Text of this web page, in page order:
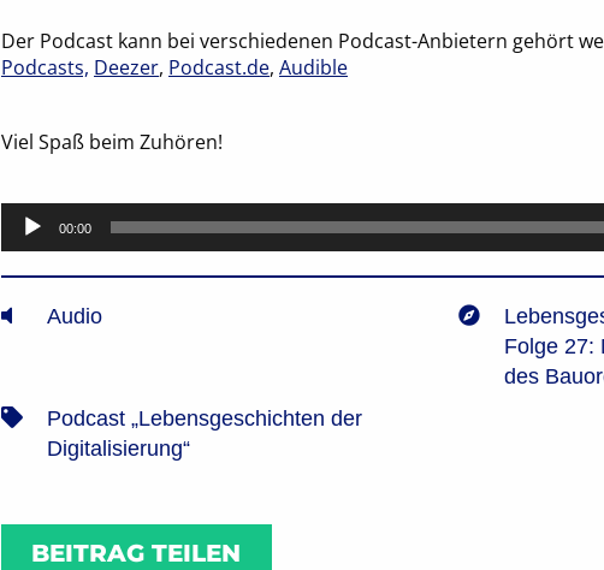
Der Podcast kann bei verschiedenen Podcast-Anbietern gehört
Podcasts, Deezer, Podcast.de, Audible
Viel Spaß beim Zuhören!
Audio-
Player
00:00
Audio
Folge 27:
des
Podcast „Lebensgeschichten der
Digitalisierung“
BEITRAG TEILEN